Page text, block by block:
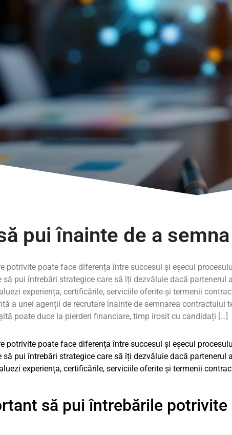
pui înainte de a
potrivite poate face diferența între succesul și eșecul
să pui întrebări strategice care să îți dezvăluie dacă
experiența, certificările, serviciile oferite și termenii
a unei agenții de recrutare înainte de semnarea contractului
poate duce la pierderi financiare, timp irosit cu candidați […]
potrivite poate face diferența între succesul și eșecul
să pui întrebări strategice care să îți dezvăluie dacă
experiența, certificările, serviciile oferite și termenii
să pui întrebările